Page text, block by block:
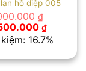
hồ điệp 005
₫
₫Giá
hiện
tại
16.7%